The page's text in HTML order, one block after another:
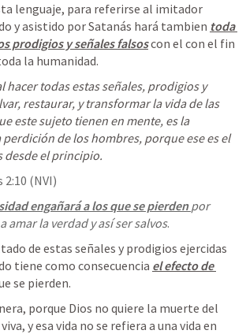
lenguaje, para referirse al imitador
y asistido por Satanás hará tambien toda
prodigios y señales falsos con el con el fin
la humanidad.
hacer todas estas señales, prodigios y
restaurar, y transformar la vida de las
este sujeto tienen en mente, es la
de los hombres, porque ese es el
desde el principio.
2:10 (NVI)
engañará a los que se pierden por
amar la verdad y así ser salvos.
de estas señales y prodigios ejercidas
tiene como consecuencia el efecto de
se pierden.
porque Dios no quiere la muerte del
y esa vida no se refiera a una vida en